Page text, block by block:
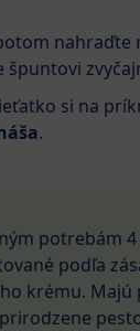
nahraďte
si na
.
potrebám
podľa
krému.